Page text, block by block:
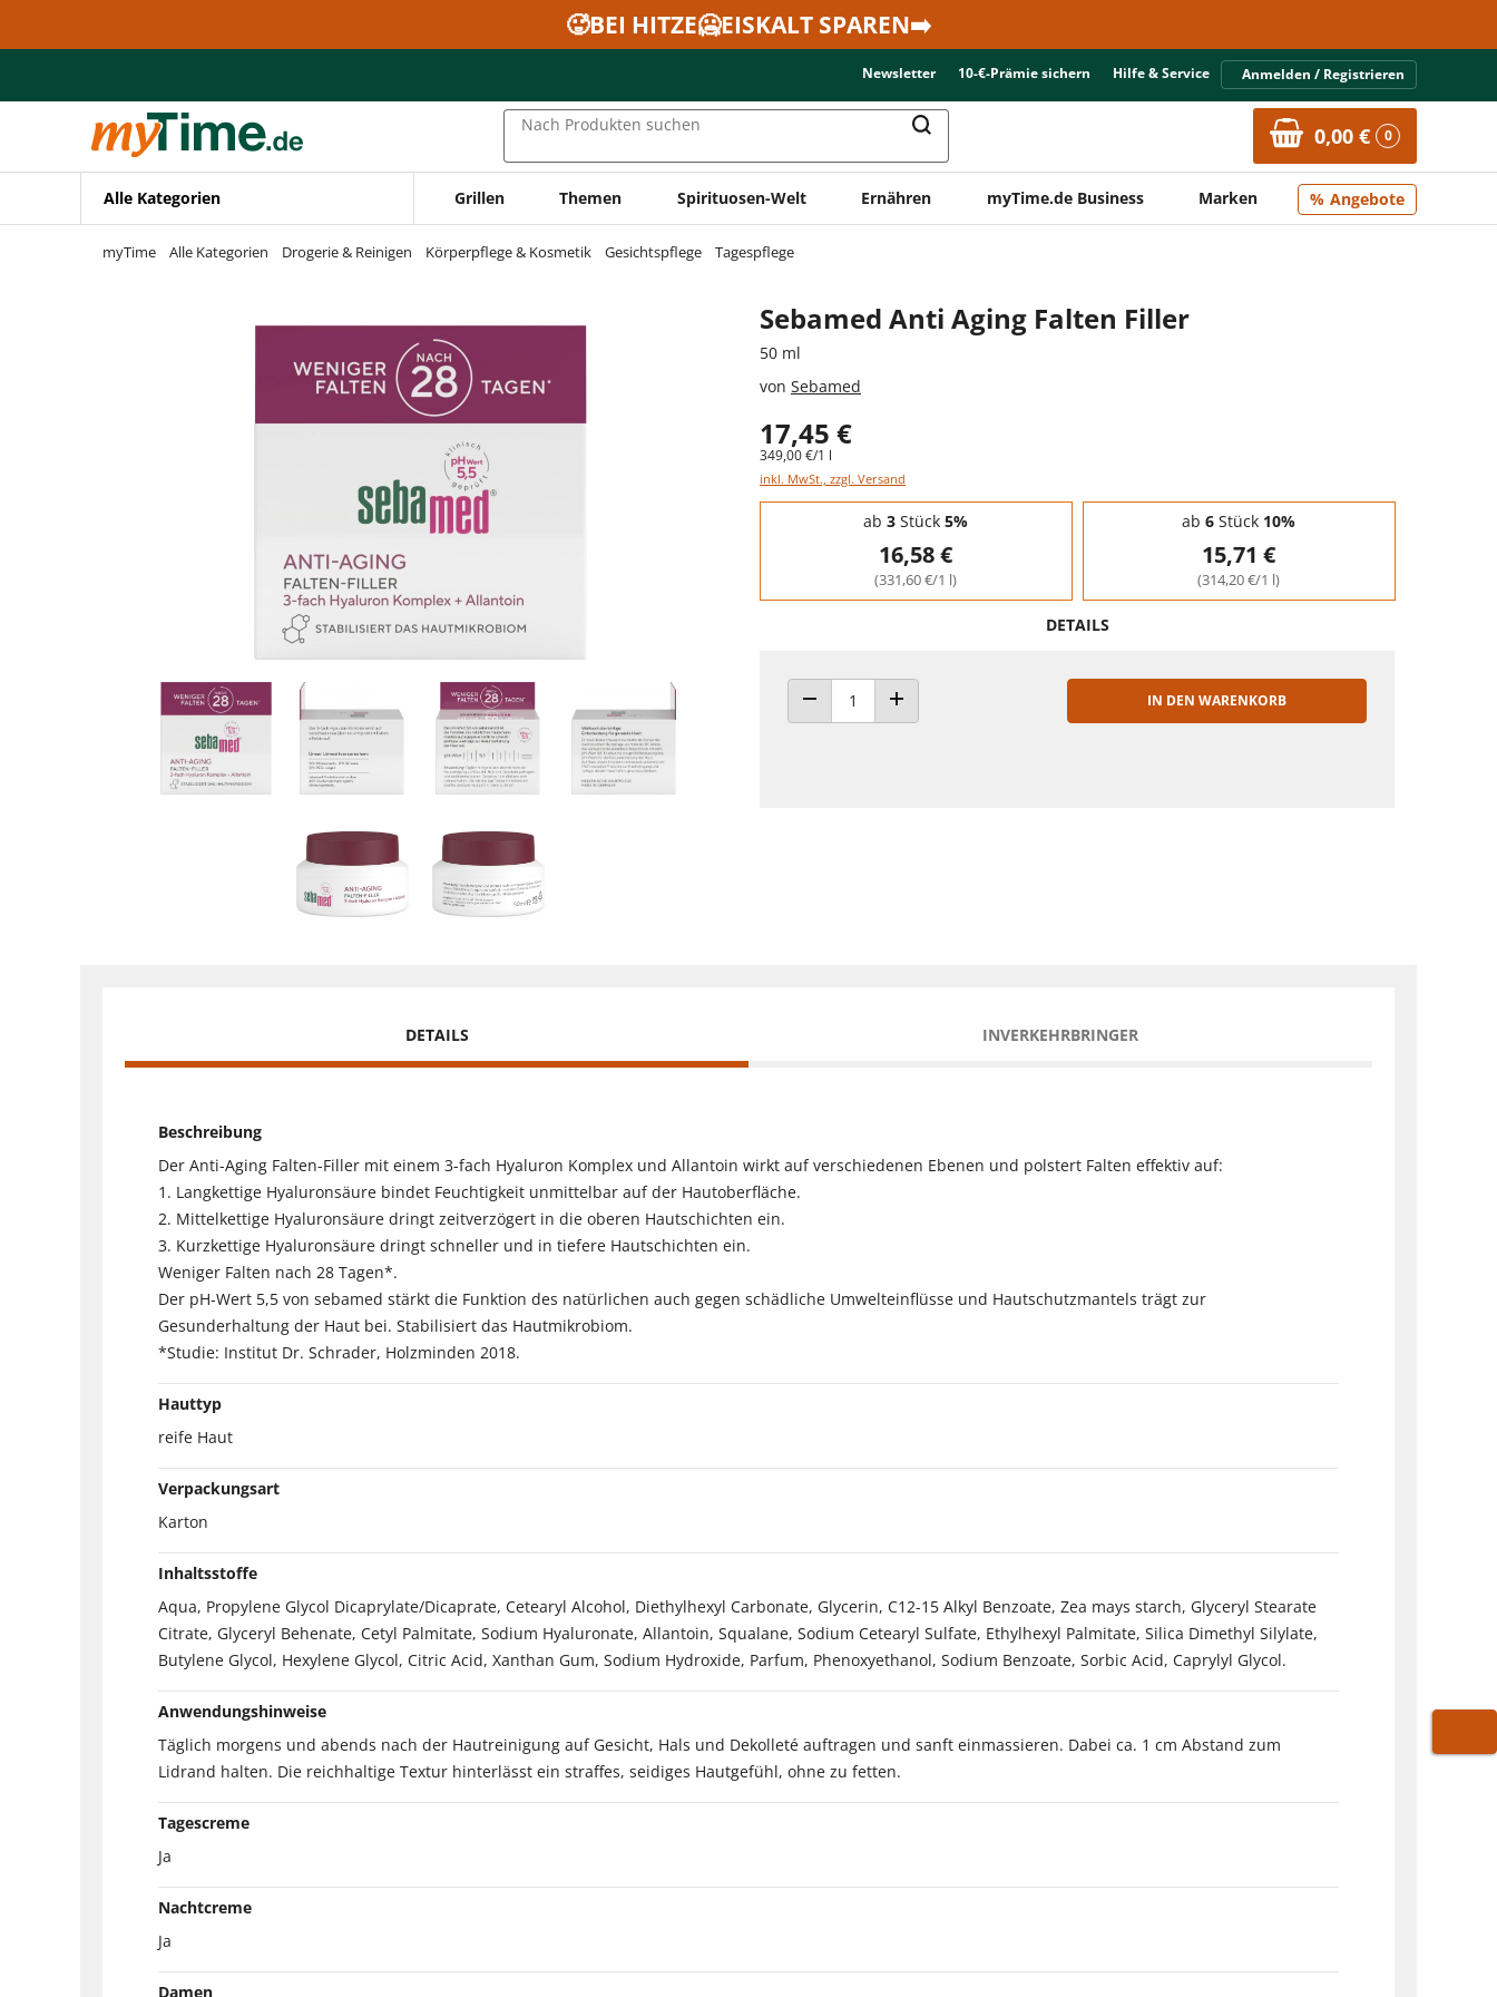
Zur Navigation springen
🥵BEI HITZE🥶EISKALT SPAREN➡️
Newsletter 10-€-Prämie sichern Hilfe & Service Anmelden / Registrieren
Nach Produkten suchen 0,00 € 0
Alle Kategorien Grillen Themen Spirituosen-Welt Ernähren myTime.de Business Marken Angebote
myTime Alle Kategorien Drogerie & Reinigen Körperpflege & Kosmetik Gesichtspflege Tagespflege
Sebamed Anti Aging Falten Filler
50 ml
von Sebamed
17,45 €
349,00 €/1 l
inkl. MwSt., zzgl. Versand
Staffelpreise - Mengenrabatt
ab 3 Stück 5%
16,58 €
(331,60 €/1 l)
ab 6 Stück 10%
15,71 €
(314,20 €/1 l)
DETAILS
ANZAHL VERRINGERNANZAHL ERHÖHEN
IN DEN WARENKORB
DETAILS INVERKEHRBRINGER
Beschreibung
Der Anti-Aging Falten-Filler mit einem 3-fach Hyaluron Komplex und Allantoin wirkt auf verschiedenen Ebenen und polstert Falten effektiv auf:
1. Langkettige Hyaluronsäure bindet Feuchtigkeit unmittelbar auf der Hautoberfläche.
2. Mittelkettige Hyaluronsäure dringt zeitverzögert in die oberen Hautschichten ein.
3. Kurzkettige Hyaluronsäure dringt schneller und in tiefere Hautschichten ein.
Weniger Falten nach 28 Tagen*.
Der pH-Wert 5,5 von sebamed stärkt die Funktion des natürlichen auch gegen schädliche Umwelteinflüsse und Hautschutzmantels trägt zur
Gesunderhaltung der Haut bei. Stabilisiert das Hautmikrobiom.
*Studie: Institut Dr. Schrader, Holzminden 2018.
Hauttyp
reife Haut
Verpackungsart
Karton
Inhaltsstoffe
Aqua, Propylene Glycol Dicaprylate/Dicaprate, Cetearyl Alcohol, Diethylhexyl Carbonate, Glycerin, C12-15 Alkyl Benzoate, Zea mays starch, Glyceryl Stearate
Citrate, Glyceryl Behenate, Cetyl Palmitate, Sodium Hyaluronate, Allantoin, Squalane, Sodium Cetearyl Sulfate, Ethylhexyl Palmitate, Silica Dimethyl Silylate,
Butylene Glycol, Hexylene Glycol, Citric Acid, Xanthan Gum, Sodium Hydroxide, Parfum, Phenoxyethanol, Sodium Benzoate, Sorbic Acid, Caprylyl Glycol.
Anwendungshinweise
Täglich morgens und abends nach der Hautreinigung auf Gesicht, Hals und Dekolleté auftragen und sanft einmassieren. Dabei ca. 1 cm Abstand zum
Lidrand halten. Die reichhaltige Textur hinterlässt ein straffes, seidiges Hautgefühl, ohne zu fetten.
Tagescreme
Ja
Nachtcreme
Ja
Damen